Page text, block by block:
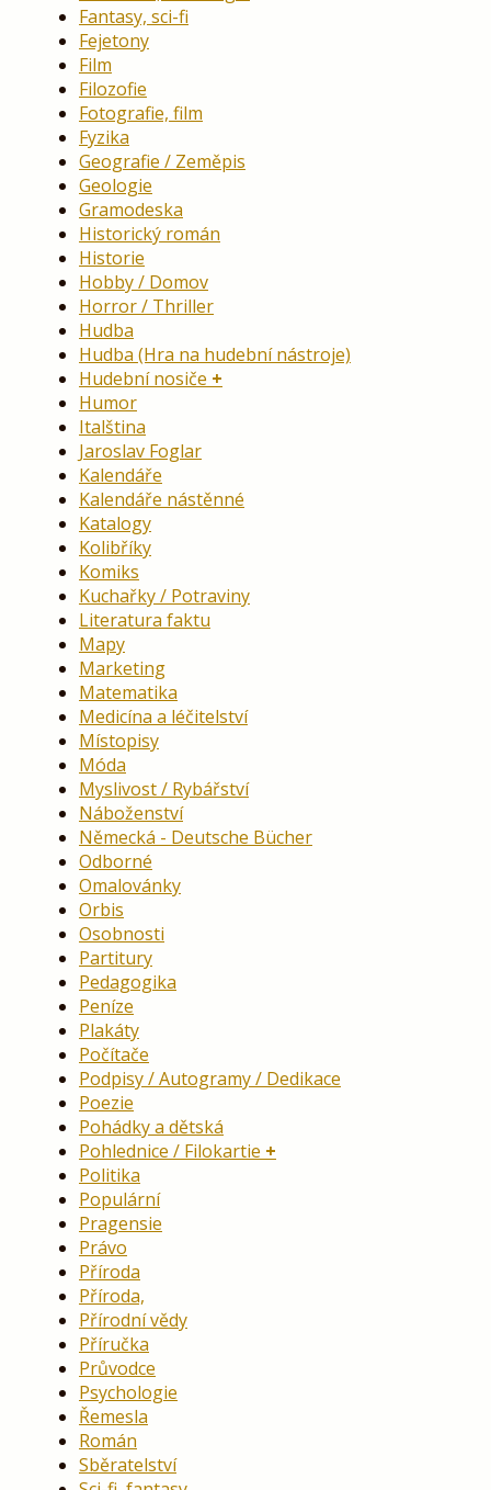
Fantasy, sci-fi
Fejetony
Film
Filozofie
Fotografie, film
Fyzika
Geografie / Zeměpis
Geologie
Gramodeska
Historický román
Historie
Hobby / Domov
Horror / Thriller
Hudba
Hudba (Hra na hudební nástroje)
Hudební nosiče
Humor
Italština
Jaroslav Foglar
Kalendáře
Kalendáře nástěnné
Katalogy
Kolibříky
Komiks
Kuchařky / Potraviny
Literatura faktu
Mapy
Marketing
Matematika
Medicína a léčitelství
Místopisy
Móda
Myslivost / Rybářství
Náboženství
Německá - Deutsche Bücher
Odborné
Omalovánky
Orbis
Osobnosti
Partitury
Pedagogika
Peníze
Plakáty
Počítače
Podpisy / Autogramy / Dedikace
Poezie
Pohádky a dětská
Pohlednice / Filokartie
Politika
Populární
Pragensie
Právo
Příroda
Příroda,
Přírodní vědy
Příručka
Průvodce
Psychologie
Řemesla
Román
Sběratelství